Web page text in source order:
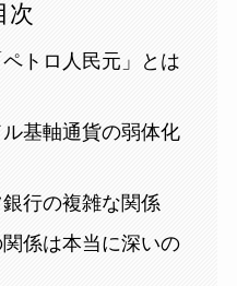
次
トロ人民元」とは
基軸通貨の弱体化
行の複雑な関係
係は本当に深いの